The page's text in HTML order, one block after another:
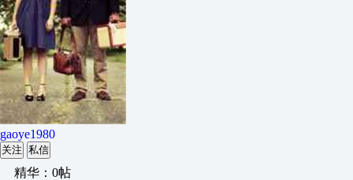
gaoye1980
关注 私信
精华：0帖